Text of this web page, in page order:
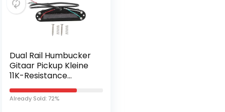
Dual Rail Humbucker
Gitaar Pickup Kleine
11K-Resistance
Pickup Magnetische
Pickup met
Schroeven en Veren
Already Sold: 72%